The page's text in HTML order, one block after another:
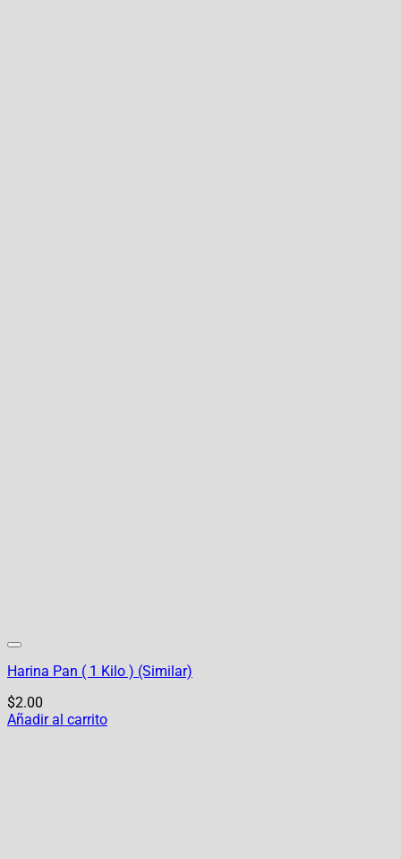
Harina Pan ( 1 Kilo ) (Similar)
$2.00
Añadir al carrito